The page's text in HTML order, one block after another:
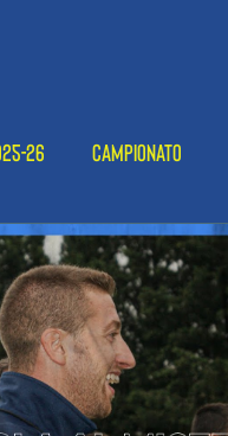
26 Campionato
2024-25 2023-24